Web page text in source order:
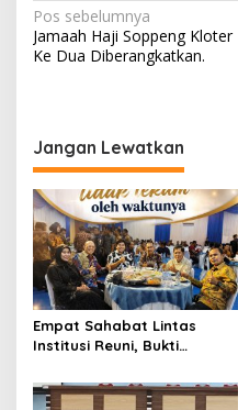
Navigasi
pos
Pos sebelumnya
Jamaah Haji Soppeng Kloter
Ke Dua Diberangkatkan.
Jangan Lewatkan
Empat Sahabat Lintas
Institusi Reuni, Bukti
Sejak Mengabdi di Soppeng